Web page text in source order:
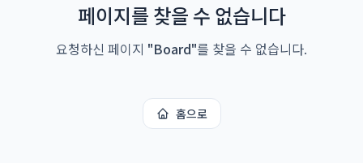
페이지를 찾을 수 없습니다
요청하신 페이지 "Board"를 찾을 수 없습니다.
홈으로